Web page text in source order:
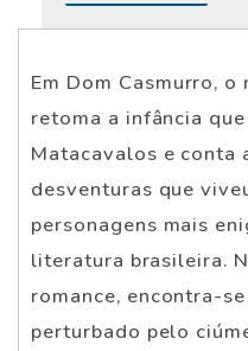
Em Dom Casmurro,
retoma a infância
Matacavalos e conta
desventuras que
personagens mais
literatura brasileira.
romance, encontra-
perturbado pelo